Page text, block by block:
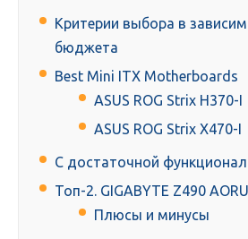
Критерии выбора в
бюджета
Best Mini ITX Motherboards
ASUS ROG Strix H370-I
ASUS ROG Strix X470-I
С достаточной
Топ-2. GIGABYTE Z490
Плюсы и минусы